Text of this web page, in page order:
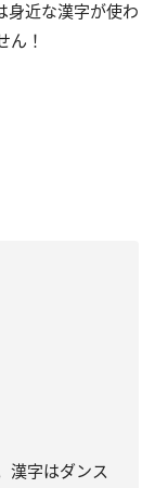
身近な漢字が使わ
ん！
漢字はダンス